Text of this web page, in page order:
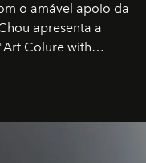
o amável apoio da
apresenta a
Colure with